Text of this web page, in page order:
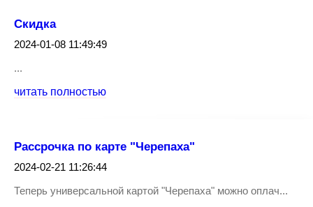
Скидка
2024-01-08 11:49:49
...
читать полностью
Рассрочка по карте "Черепаха"
2024-02-21 11:26:44
Теперь универсальной картой "Черепаха" можно оплач...